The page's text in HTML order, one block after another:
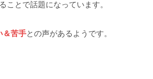
ことで話題になっています。
＆苦手との声があるようです。